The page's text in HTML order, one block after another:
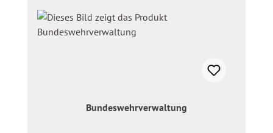
Bundeswehrverwaltung